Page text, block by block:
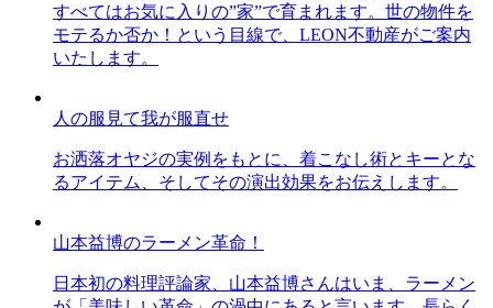
すべてはお気に入りの”家”で育まれます。世の物件を
モテるか否か！という目線で、LEON不動産がご案内
いたします。
人の服見て我が服直せ
お洒落オヤジの実例をもとに、着こなし術とキーとな
るアイテム、そしてその演出効果をお伝えします。
山本益博のラーメン革命！
日本初の料理評論家、山本益博さんはいま、ラーメン